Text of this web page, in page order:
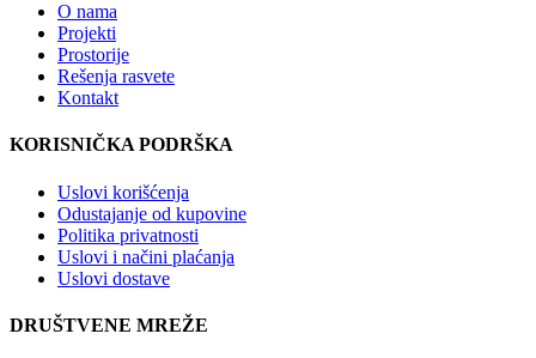
O nama
Projekti
Prostorije
Rešenja rasvete
Kontakt
KORISNIČKA PODRŠKA
Uslovi korišćenja
Odustajanje od kupovine
Politika privatnosti
Uslovi i načini plaćanja
Uslovi dostave
DRUŠTVENE MREŽE